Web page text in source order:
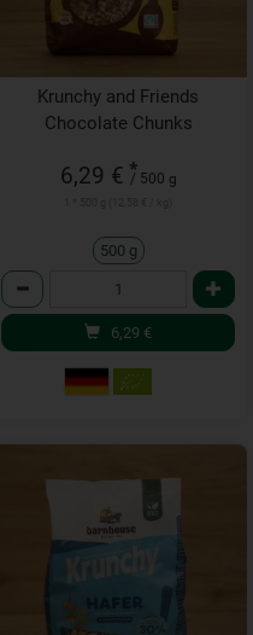
Krunchy and Friends
Chocolate Chunks
6,29 € *
/ 500 g
500 g
Anzahl
6,29 €